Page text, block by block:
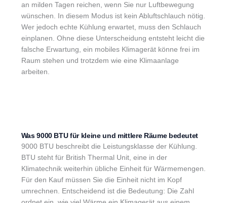
an milden Tagen reichen, wenn Sie nur Luftbewegung
wünschen. In diesem Modus ist kein Abluftschlauch nötig.
Wer jedoch echte Kühlung erwartet, muss den Schlauch
einplanen. Ohne diese Unterscheidung entsteht leicht die
falsche Erwartung, ein mobiles Klimagerät könne frei im
Raum stehen und trotzdem wie eine Klimaanlage
arbeiten.
Was 9000 BTU für kleine und mittlere Räume bedeutet
9000 BTU beschreibt die Leistungsklasse der Kühlung.
BTU steht für British Thermal Unit, eine in der
Klimatechnik weiterhin übliche Einheit für Wärmemengen.
Für den Kauf müssen Sie die Einheit nicht im Kopf
umrechnen. Entscheidend ist die Bedeutung: Die Zahl